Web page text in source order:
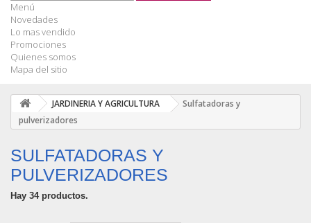
Menú
Novedades
Lo mas vendido
Promociones
Quienes somos
Mapa del sitio
JARDINERIA Y AGRICULTURA
Sulfatadoras y
pulverizadores
SULFATADORAS Y
PULVERIZADORES
Hay 34 productos.